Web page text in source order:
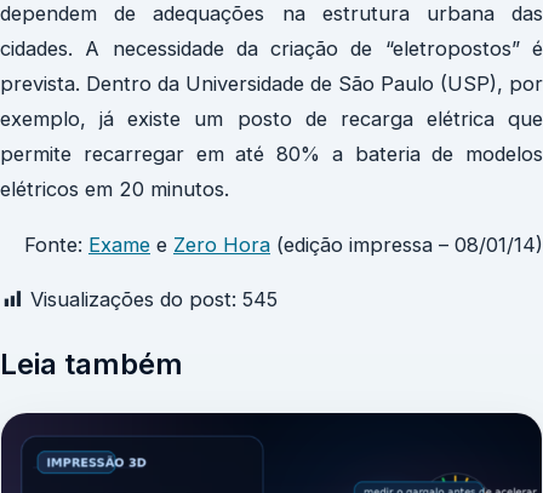
dependem de adequações na estrutura urbana das
cidades. A necessidade da criação de “eletropostos” é
prevista. Dentro da Universidade de São Paulo (USP), por
exemplo, já existe um posto de recarga elétrica que
permite recarregar em até 80% a bateria de modelos
elétricos em 20 minutos.
Fonte: Exame e Zero Hora (edição impressa – 08/01/14)
Visualizações do post: 545
Leia também